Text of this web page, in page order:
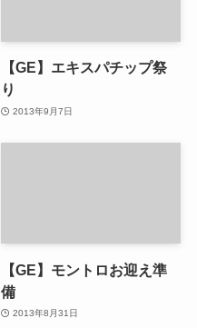
【GE】エキスパチップ祭
り
2013年9月7日
【GE】モントロお迎え準
備
2013年8月31日